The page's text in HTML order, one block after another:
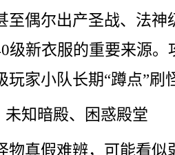
至偶尔出产圣战、法神
级新衣服的重要来源
玩家小队长期“蹲点”刷
知暗殿、困惑殿堂
物真假难辨，可能看似